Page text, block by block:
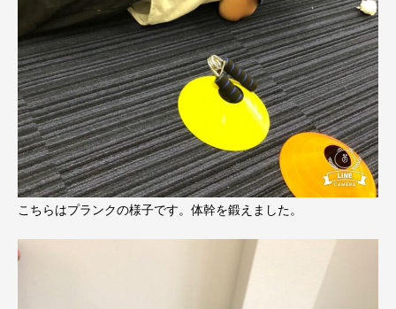
こちらはプランクの様子です。体幹を鍛えました。